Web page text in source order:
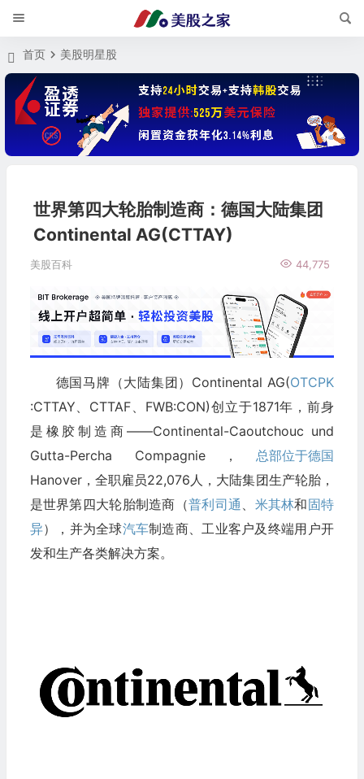
首页 美股明星股
世界第四大轮胎制造商：德国大陆集团
Continental AG(CTTAY)
美股百科 44,775
德国马牌（大陆集团）Continental AG(OTCPK
:CTTAY、CTTAF、FWB:CON)创立于1871年，前身
是橡胶制造商——Continental-Caoutchouc und
Gutta-Percha Compagnie， 总部位于德国
Hanover，全职雇员22,076人，大陆集团生产轮胎，
是世界第四大轮胎制造商（普利司通 米其林和固特
异），并为全球汽车制造商、工业客户及终端用户开
发和生产各类解决方案。